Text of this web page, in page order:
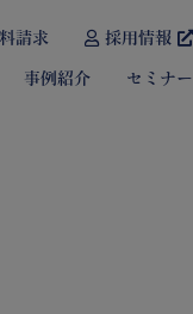
請求 採用情報
事例紹介 セミナー